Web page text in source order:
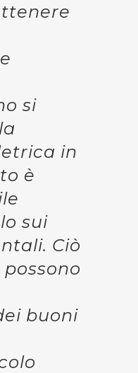
si
in
è
sui
Ciò
buoni